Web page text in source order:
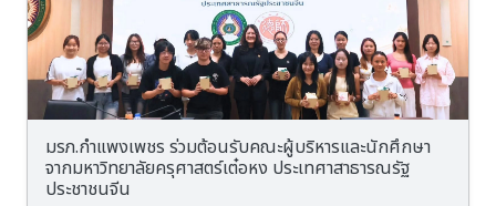
มรภ.กำแพงเพชร ร่วมต้อนรับคณะผู้บริหารและนักศึกษา
จากมหาวิทยาลัยครุศาสตร์เต๋อหง ประเทศาสาธารณรัฐ
ประชาชนจีน